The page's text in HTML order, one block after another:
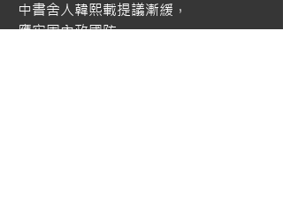
中書舍人韓熙載提議漸緩，
應牢固內政國防。